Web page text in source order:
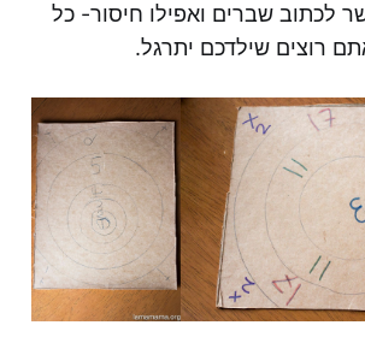
אפשר לכתוב שברים ואפילו חיסור- כל
רוצים שילדכם יתרגל.